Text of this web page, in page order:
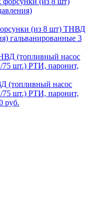
(из 8 шт) ТНВД
гальванированные 3
(топливный насос
шт.) РТИ, паронит,
руб.